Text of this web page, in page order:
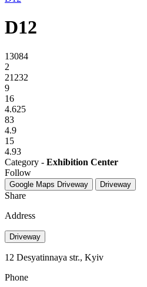
D12
13084
2
21232
9
16
4.625
83
4.9
15
4.93
Category - Exhibition Center
Follow
Google Maps Driveway Driveway
Share
Address
Driveway
12 Desyatinnaya str., Kyiv
Phone